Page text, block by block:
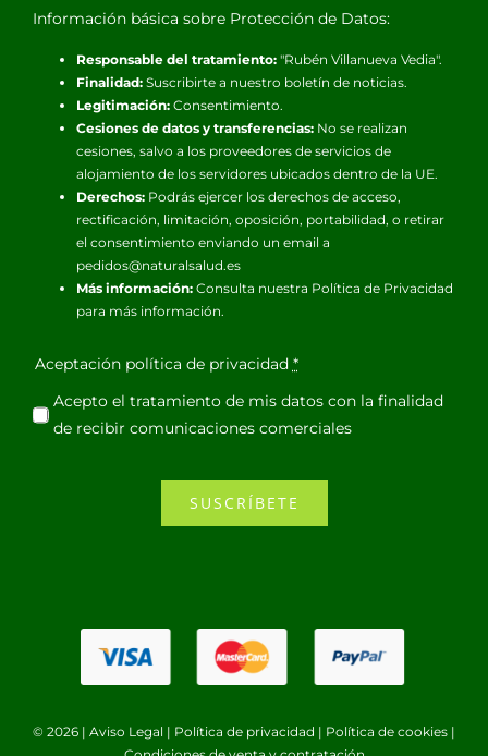
Información básica sobre Protección de Datos:
Responsable del tratamiento:"Rubén Villanueva Vedia".
Finalidad:Suscribirte a nuestro boletín de noticias.
Legitimación:Consentimiento.
Cesiones de datos y transferencias:No se realizan
cesiones, salvo a los proveedores de servicios de
alojamiento de los servidores ubicados dentro de la UE.
Derechos:Podrás ejercer los derechos de acceso,
rectificación, limitación, oposición, portabilidad, o retirar
el consentimiento enviando un email a
pedidos@naturalsalud.es
Más información:Consulta nuestra Política de Privacidad
para más información.
Aceptación política de privacidad *
Acepto el tratamiento de mis datos con la finalidad
de recibir comunicaciones comerciales
SUSCRÍBETE
© 2026 | Aviso Legal | Política de privacidad | Política de cookies |